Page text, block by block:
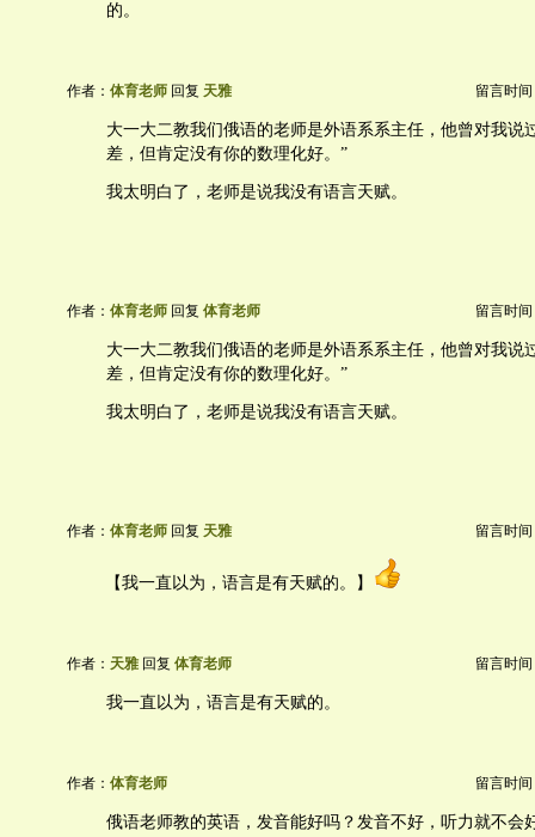
的。
作者： 体育老师 回复 天雅 留言时间
大一大二教我们俄语的老师是外语系系主任，他曾对我说
差，但肯定没有你的数理化好。”
我太明白了，老师是说我没有语言天赋。
作者： 体育老师 回复 体育老师 留言时间
大一大二教我们俄语的老师是外语系系主任，他曾对我说
差，但肯定没有你的数理化好。”
我太明白了，老师是说我没有语言天赋。
作者： 体育老师 回复 天雅 留言时间
【我一直以为，语言是有天赋的。】
作者： 天雅 回复 体育老师 留言时间
我一直以为，语言是有天赋的。
作者： 体育老师 留言时间
俄语老师教的英语，发音能好吗？发音不好，听力就不会